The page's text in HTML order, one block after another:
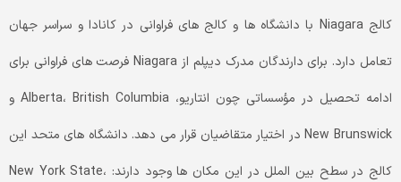
کالج Niagara با دانشگاه ها و کالج های فراوانی در کانادا و سراسر جهان
تعامل دارد. برای دارندگان مدرک دیپلم از Niagara فرصت های فراوانی برای
ادامه تحصیل در مؤسساتی چون انتاریو، Alberta، British Columbia و
New Brunswick در اختیار متقاضیان قرار می دهد. دانشگاه های متحد این
کالج در سطح بین الملل در این مکان ها وجود دارند: New York State،